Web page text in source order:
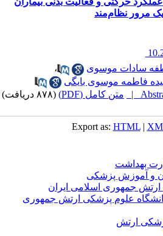
مرور نظام‌مند
سادات موسوی
،
فاطمه موسوی بایگی
متن کامل (PDF) (۸۷۸ دریافت)
Export as:HTML |
بهداشت
و آموزش پزشکی
جمهوری اسلامی ایران
علوم پزشکی ارتش جمهوری
ارتش